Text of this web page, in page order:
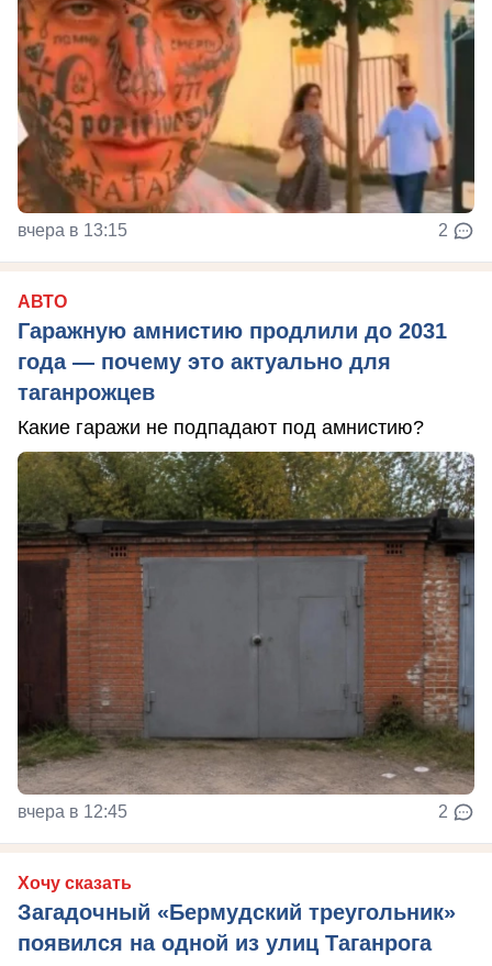
вчера в 13:15 2
АВТО
Гаражную амнистию продлили до 2031
года — почему это актуально для
таганрожцев
Какие гаражи не подпадают под амнистию?
вчера в 12:45 2
Хочу сказать
Загадочный «Бермудский треугольник»
появился на одной из улиц Таганрога